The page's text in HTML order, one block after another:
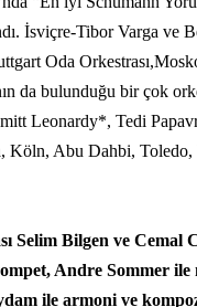
İsviçre-Tibor Varga ve
Oda
da bulunduğu bir çok
Leonardy*, Tedi
Abu Dahbi,
Bilgen ve Cemal
Andre Sommer
ile armoni ve